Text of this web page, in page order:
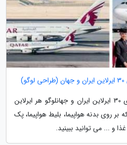
لوگوی ایرلاین ها: آنالیز لوگوی 30 ایرلاین ایران و جهانلوگو هر ایرلاین
بر روی بدنه هواپیما، بلیط هواپیما، پک
و ... می توانید ببینید.